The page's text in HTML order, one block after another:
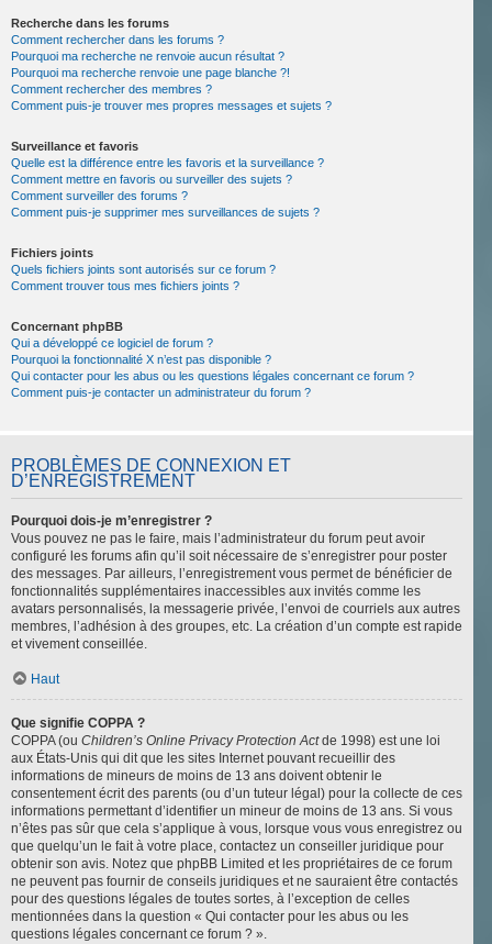
Recherche dans les forums
Comment rechercher dans les forums ?
Pourquoi ma recherche ne renvoie aucun résultat ?
Pourquoi ma recherche renvoie une page blanche ?!
Comment rechercher des membres ?
Comment puis-je trouver mes propres messages et sujets ?
Surveillance et favoris
Quelle est la différence entre les favoris et la surveillance ?
Comment mettre en favoris ou surveiller des sujets ?
Comment surveiller des forums ?
Comment puis-je supprimer mes surveillances de sujets ?
Fichiers joints
Quels fichiers joints sont autorisés sur ce forum ?
Comment trouver tous mes fichiers joints ?
Concernant phpBB
Qui a développé ce logiciel de forum ?
Pourquoi la fonctionnalité X n’est pas disponible ?
Qui contacter pour les abus ou les questions légales concernant ce forum ?
Comment puis-je contacter un administrateur du forum ?
PROBLÈMES DE CONNEXION ET
D’ENREGISTREMENT
Pourquoi dois-je m’enregistrer ?
Vous pouvez ne pas le faire, mais l’administrateur du forum peut avoir
configuré les forums afin qu’il soit nécessaire de s’enregistrer pour poster
des messages. Par ailleurs, l’enregistrement vous permet de bénéficier de
fonctionnalités supplémentaires inaccessibles aux invités comme les
avatars personnalisés, la messagerie privée, l’envoi de courriels aux autres
membres, l’adhésion à des groupes, etc. La création d’un compte est rapide
et vivement conseillée.
Haut
Que signifie COPPA ?
COPPA (ou Children’s Online Privacy Protection Actde 1998) est une loi
aux États-Unis qui dit que les sites Internet pouvant recueillir des
informations de mineurs de moins de 13 ans doivent obtenir le
consentement écrit des parents (ou d’un tuteur légal) pour la collecte de ces
informations permettant d’identifier un mineur de moins de 13 ans. Si vous
n’êtes pas sûr que cela s’applique à vous, lorsque vous vous enregistrez ou
que quelqu’un le fait à votre place, contactez un conseiller juridique pour
obtenir son avis. Notez que phpBB Limited et les propriétaires de ce forum
ne peuvent pas fournir de conseils juridiques et ne sauraient être contactés
pour des questions légales de toutes sortes, à l’exception de celles
mentionnées dans la question « Qui contacter pour les abus ou les
questions légales concernant ce forum ? ».